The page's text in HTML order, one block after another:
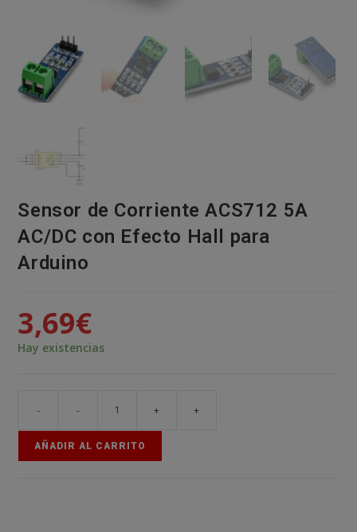
Sensor de Corriente ACS712 5A
AC/DC con Efecto Hall para
Arduino
3,69€
Hay existencias
- - + +
AÑADIR AL CARRITO